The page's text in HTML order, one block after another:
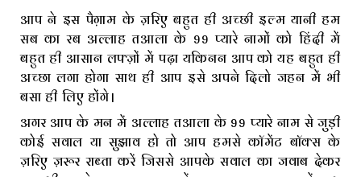
आप ने इस पैग़ाम के ज़रिए बहुत ही अच्छी इल्म यानी हम
सब का रब अल्लाह तआला के 99 प्यारे नामों को हिंदी में
बहुत ही आसान लफ्ज़ों में पढ़ा यकिनन आप को यह बहुत ही
अच्छा लगा होगा साथ ही आप इसे अपने दिलो जहन में भी
बसा ही लिए होंगे।
अगर आप के मन में अल्लाह तआला के 99 प्यारे नाम से जुड़ी
कोई सवाल या सुझाव हो तो आप हमसे कॉमेंट बॉक्स के
ज़रिए ज़रूर राब्ता करें जिससे आपके सवाल का जवाब देकर